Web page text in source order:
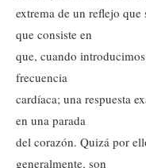
extrema de un reflejo
que consiste en
que, cuando
frecuencia
cardíaca; una respuesta
en una parada
del corazón. Quizá por
generalmente, son